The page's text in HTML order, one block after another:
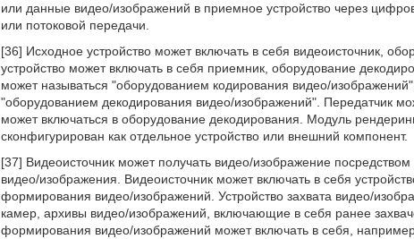
или данные видео/изображений в приемное устройство через
или потоковой передачи.
[36] Исходное устройство может включать в себя видеоисточник,
устройство может включать в себя приемник, оборудование
может называться "оборудованием кодирования видео/
"оборудованием декодирования видео/изображений". Передатчик
может включаться в оборудование декодирования. Модуль
сконфигурирован как отдельное устройство или внешний компонент.
[37] Видеоисточник может получать видео/изображение
видео/изображения. Видеоисточник может включать в себя
формирования видео/изображений. Устройство захвата видео/
камер, архивы видео/изображений, включающие в себя ранее
формирования видео/изображений может включать в себя,